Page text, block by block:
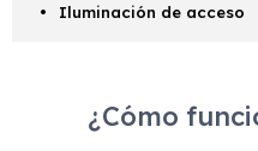
Iluminación de acceso
¿Cómo